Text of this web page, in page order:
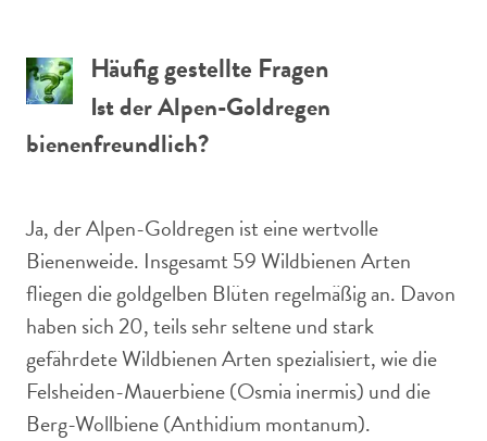
Häufig gestellte Fragen
Ist der Alpen-Goldregen
bienenfreundlich?
Ja, der Alpen-Goldregen ist eine wertvolle
Bienenweide. Insgesamt 59 Wildbienen Arten
fliegen die goldgelben Blüten regelmäßig an. Davon
haben sich 20, teils sehr seltene und stark
gefährdete Wildbienen Arten spezialisiert, wie die
Felsheiden-Mauerbiene (Osmia inermis) und die
Berg-Wollbiene (Anthidium montanum).